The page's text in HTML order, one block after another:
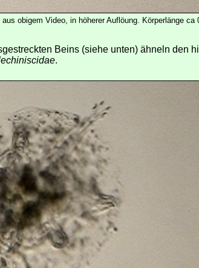
obigem Video, in höherer Auflöung. Körperlänge ca
Beins (siehe unten) ähneln den
.